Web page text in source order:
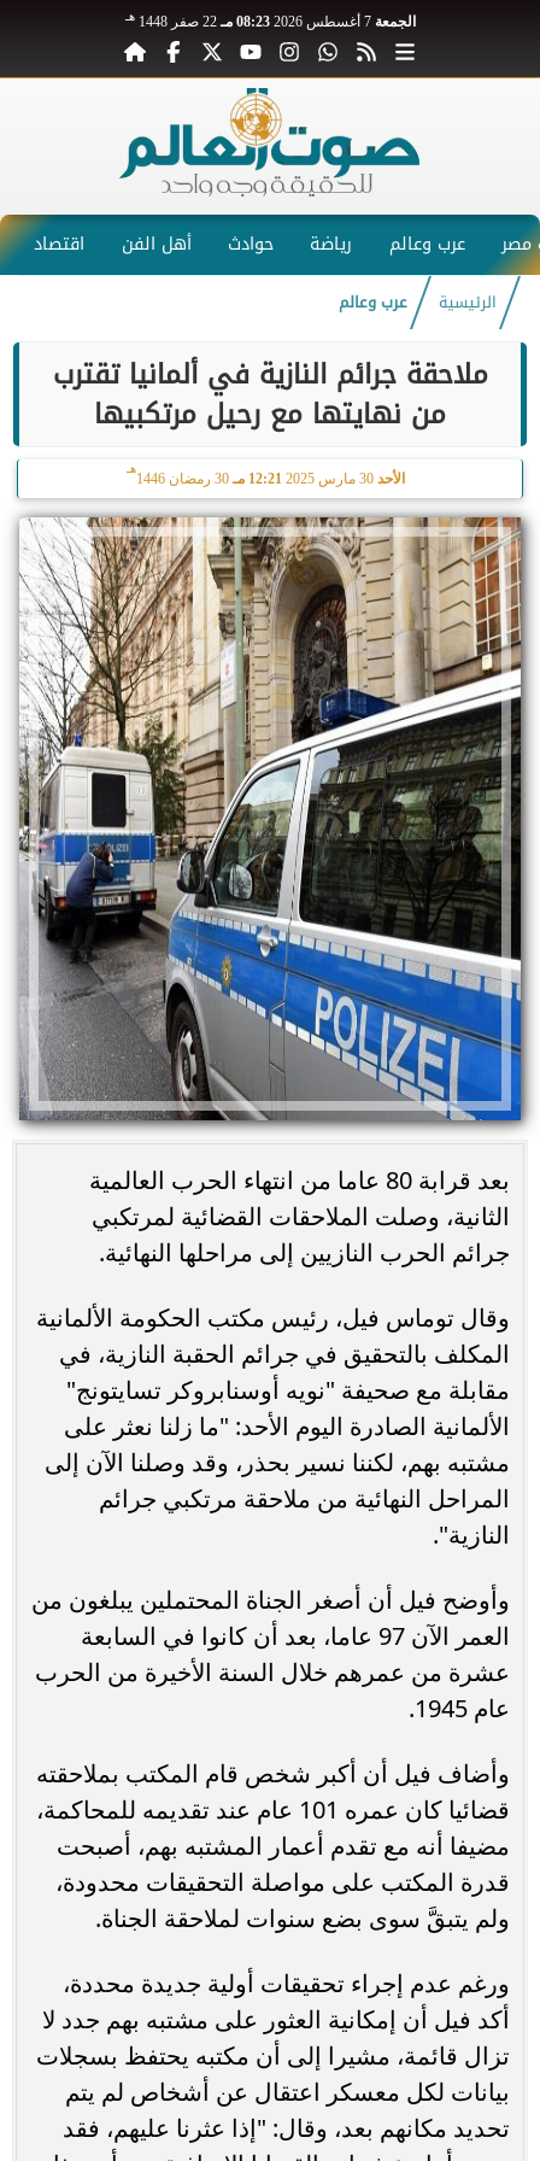
الجمعة 7 أغسطس 2026 08:23 مـ 22 صفر 1448 هـ
عرب وعالم رياضة حوادث أهل الفن اقتصاد
الرئيسية عرب وعالم
ملاحقة جرائم النازية في ألمانيا تقترب
من نهايتها مع رحيل مرتكبيها
الأحد 30 مارس 2025 12:21 مـ 30 رمضان 1446
هـ
بعد قرابة 80 عاما من انتهاء الحرب العالمية
الثانية، وصلت الملاحقات القضائية لمرتكبي
جرائم الحرب النازيين إلى مراحلها النهائية.
وقال توماس فيل، رئيس مكتب الحكومة الألمانية
المكلف بالتحقيق في جرائم الحقبة النازية، في
مقابلة مع صحيفة "نويه أوسنابروكر تسايتونج"
الألمانية الصادرة اليوم الأحد: "ما زلنا نعثر على
مشتبه بهم، لكننا نسير بحذر، وقد وصلنا الآن إلى
المراحل النهائية من ملاحقة مرتكبي جرائم
النازية".
وأوضح فيل أن أصغر الجناة المحتملين يبلغون من
العمر الآن 97 عاما، بعد أن كانوا في السابعة
عشرة من عمرهم خلال السنة الأخيرة من الحرب
عام 1945.
وأضاف فيل أن أكبر شخص قام المكتب بملاحقته
قضائيا كان عمره 101 عام عند تقديمه للمحاكمة،
مضيفا أنه مع تقدم أعمار المشتبه بهم، أصبحت
قدرة المكتب على مواصلة التحقيقات محدودة،
ولم يتبقَّ سوى بضع سنوات لملاحقة الجناة.
ورغم عدم إجراء تحقيقات أولية جديدة محددة،
أكد فيل أن إمكانية العثور على مشتبه بهم جدد لا
تزال قائمة، مشيرا إلى أن مكتبه يحتفظ بسجلات
بيانات لكل معسكر اعتقال عن أشخاص لم يتم
تحديد مكانهم بعد، وقال: "إذا عثرنا عليهم، فقد